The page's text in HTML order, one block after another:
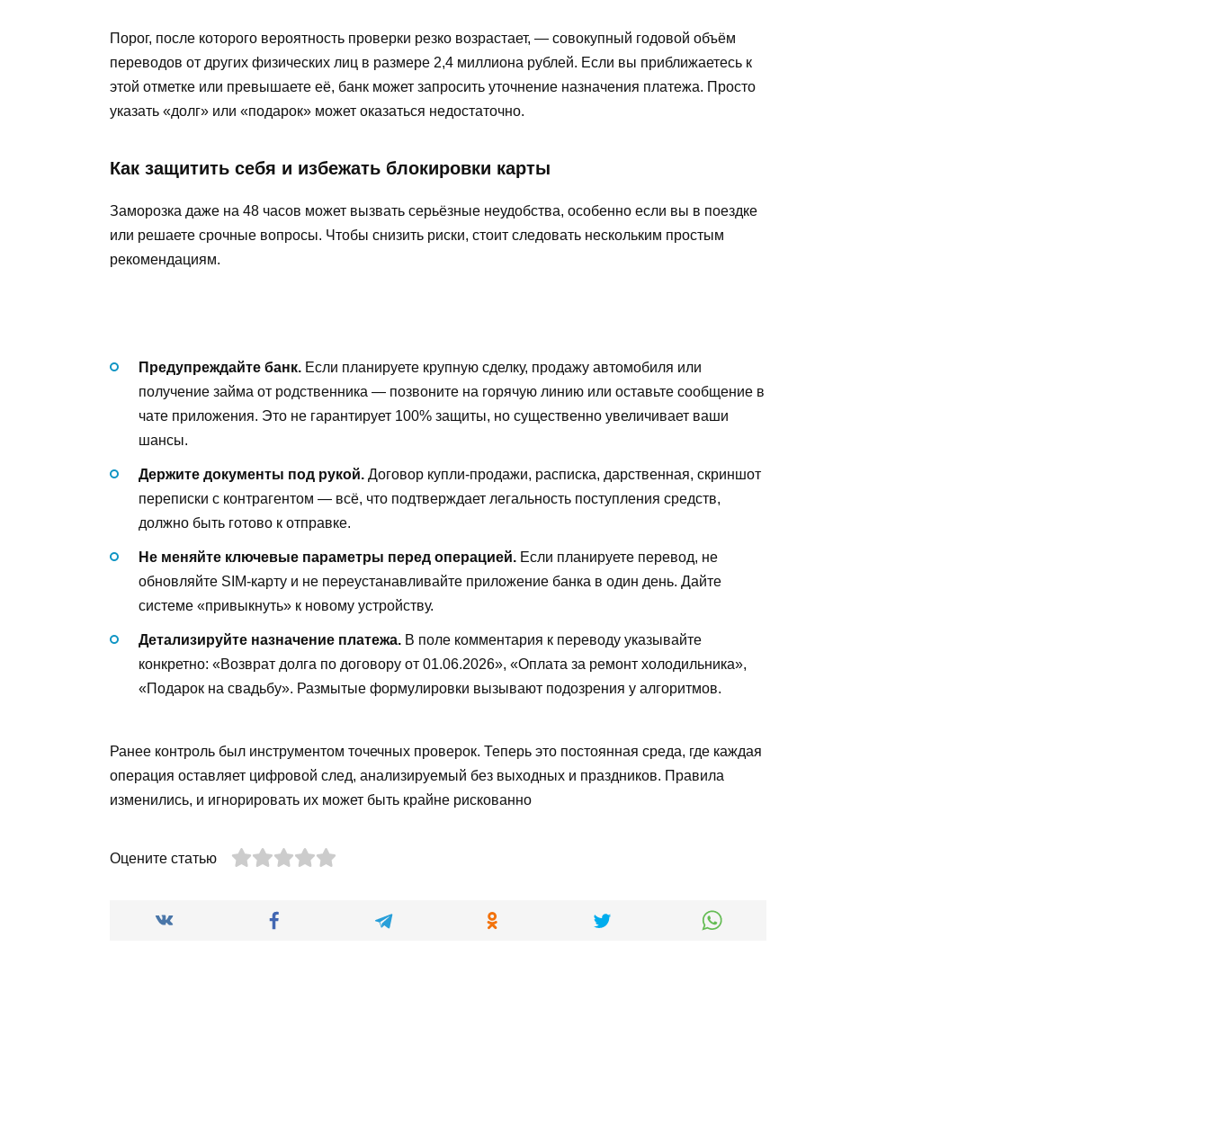
Порог, после которого вероятность проверки резко возрастает, — совокупный годовой объём
переводов от других физических лиц в размере 2,4 миллиона рублей. Если вы приближаетесь к
этой отметке или превышаете её, банк может запросить уточнение назначения платежа. Просто
указать «долг» или «подарок» может оказаться недостаточно.
Как защитить себя и избежать блокировки карты
Заморозка даже на 48 часов может вызвать серьёзные неудобства, особенно если вы в поездке
или решаете срочные вопросы. Чтобы снизить риски, стоит следовать нескольким простым
рекомендациям.
Предупреждайте банк. Если планируете крупную сделку, продажу автомобиля или
получение займа от родственника — позвоните на горячую линию или оставьте сообщение в
чате приложения. Это не гарантирует 100% защиты, но существенно увеличивает ваши
шансы.
Держите документы под рукой. Договор купли-продажи, расписка, дарственная, скриншот
переписки с контрагентом — всё, что подтверждает легальность поступления средств,
должно быть готово к отправке.
Не меняйте ключевые параметры перед операцией. Если планируете перевод, не
обновляйте SIM-карту и не переустанавливайте приложение банка в один день. Дайте
системе «привыкнуть» к новому устройству.
Детализируйте назначение платежа. В поле комментария к переводу указывайте
конкретно: «Возврат долга по договору от 01.06.2026», «Оплата за ремонт холодильника»,
«Подарок на свадьбу». Размытые формулировки вызывают подозрения у алгоритмов.
Ранее контроль был инструментом точечных проверок. Теперь это постоянная среда, где каждая
операция оставляет цифровой след, анализируемый без выходных и праздников. Правила
изменились, и игнорировать их может быть крайне рискованно
Оцените статью